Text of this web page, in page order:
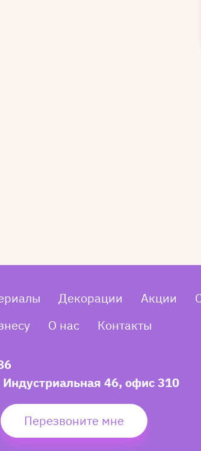
Декорации Акции
О нас Контакты
Перезвоните мне
46, офис 310